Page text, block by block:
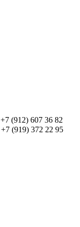
+7 (912) 607 36 82
+7 (919) 372 22 95